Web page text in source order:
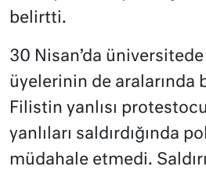
belirtti.
30 Nisan’da
üyelerinin de aralarında
Filistin yanlısı
yanlıları saldırdığında
müdahale etmedi.